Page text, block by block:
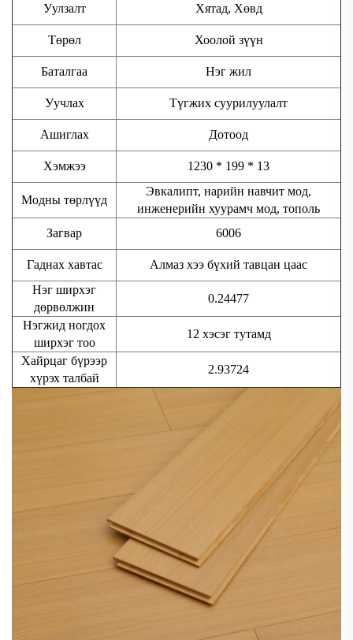
Уулзалт
Хятад, Хөвд
Төрөл Хоолой зүүн
Баталгаа Нэг жил
Уучлах Түгжих суурилуулалт
Ашиглах Дотоод
Хэмжээ 1230 * 199 * 13
Модны төрлүүд
Эвкалипт, нарийн навчит мод,
инженерийн хуурамч мод, тополь
Загвар
6006
Гаднах хавтас
Алмаз хээ бүхий тавцан цаас
Нэг ширхэг
дөрвөлжин
0.24477
Нэгжид ногдох
ширхэг тоо
12 хэсэг тутамд
Хайрцаг бүрээр
хүрэх талбай
2.93724